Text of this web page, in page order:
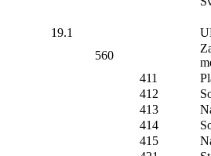
19.1
560
411
412
413
414
415